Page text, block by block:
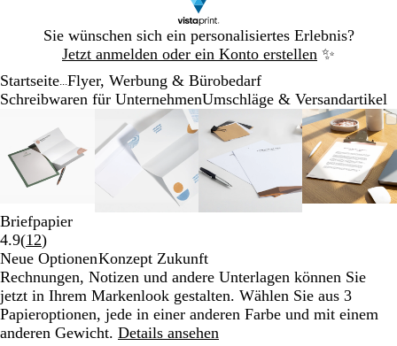
Sie wünschen sich ein personalisiertes Erlebnis?
Jetzt anmelden oder ein Konto erstellen ✨
Galeriebild
1
Startseite Flyer, Werbung & Bürobedarf
Schreibwaren für UnternehmenUmschläge & Versandartikel
Vergrößer-/verkleinerbares
Bild
auf
Minimum
zum
Vergrößern
Sie
die
Tasten
-
zum
Zoomen
und
die
Pfeiltasten
zum
Vergrößer-/verkleinerbares
Bild
Zoom
auf
Minimum
Klicken
zum
Vergrößern
Verwenden
Sie
Tasten
Zoomen
und
die
Pfeiltasten
zum
Vergrößer-/
Bild
auf
Minimum
zum
Vergrößern
Verwenden
Sie
die
+
und
und
die
Pfeiltasten
Bild
Zoom
auf
zum
Sie
die
Tasten
+
und
die
von
Briefpapier
4.9(12Bewertungen
12
lesen
)
Neue OptionenKonzept Zukunft
Rechnungen, Notizen und andere Unterlagen können Sie
jetzt in Ihrem Markenlook gestalten. Wählen Sie aus 3
Papieroptionen, jede in einer anderen Farbe und mit einem
anderen Gewicht. Details ansehen